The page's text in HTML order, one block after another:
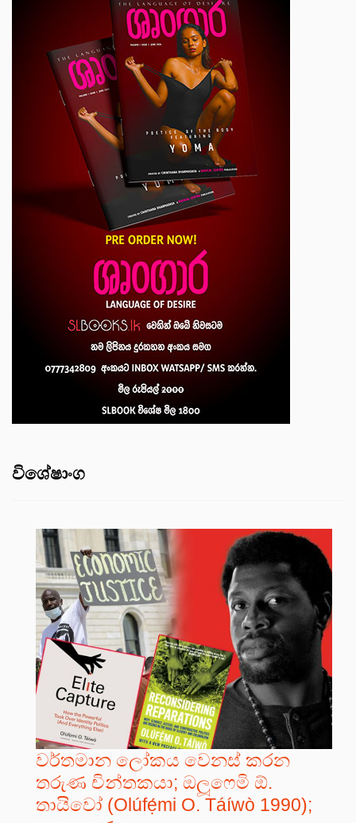
විශේෂාංග
වර්තමාන ලෝකය වෙනස් කරන
තරුණ චින්තකයා; ඔලූෆෙමි ඕ.
තායිවෝ (Olúfẹ́mi O. Táíwò 1990);